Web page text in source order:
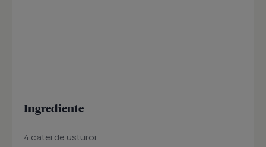
Ingrediente
4 catei de usturoi